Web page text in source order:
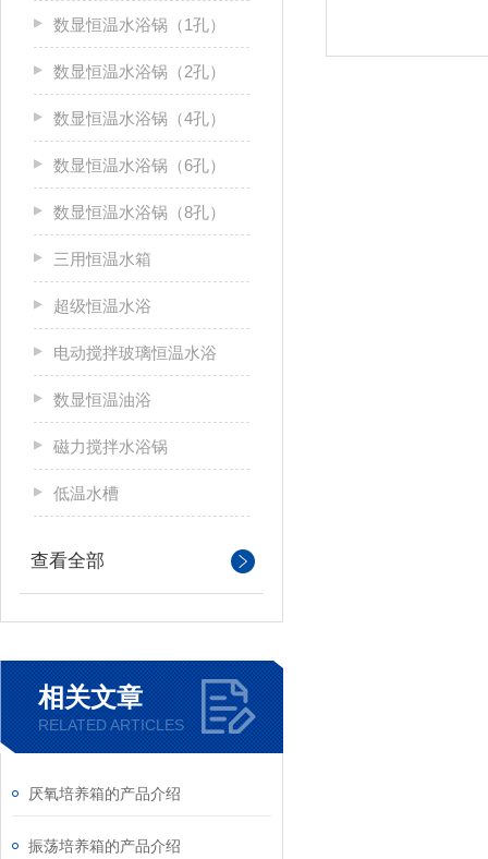
数显恒温水浴锅（1孔）
数显恒温水浴锅（2孔）
数显恒温水浴锅（4孔）
数显恒温水浴锅（6孔）
数显恒温水浴锅（8孔）
三用恒温水箱
超级恒温水浴
电动搅拌玻璃恒温水浴
数显恒温油浴
磁力搅拌水浴锅
低温水槽
查看全部
相关文章
RELATED ARTICLES
厌氧培养箱的产品介绍
振荡培养箱的产品介绍